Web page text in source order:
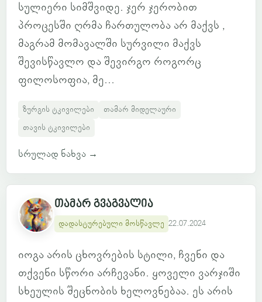
სულიერი სიმშვიდე. ჯერ ჯერობით
პროცესში ღრმა ჩართულობა არ მაქვს ,
მაგრამ მომავალში სურვილი მაქვს
შევისწავლო და შევირგო როგორც
ფილოსოფია, მე...
ზურგის ტკივილები
თამარ მიდელაური
თავის ტკივილები
სრულად ნახვა →
თამარ გვაგვალია
დადასტურებული მოსწავლე 22.07.2024
იოგა არის ცხოვრების სტილი, ჩვენი და
თქვენი სწორი არჩევანი. ყოველი ვარჯიში
სხეულის შეცნობის ხელოვნებაა. ეს არის